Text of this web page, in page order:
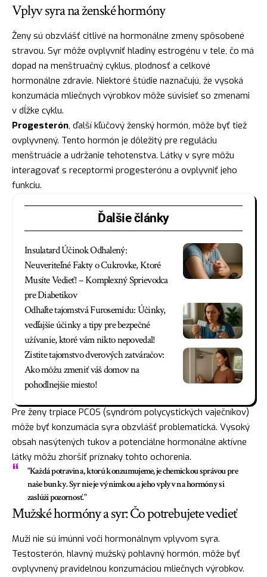
Vplyv syra na ženské hormóny
Ženy sú obzvlášť citlivé na hormonálne zmeny spôsobené
stravou. Syr môže ovplyvniť hladiny estrogénu v tele, čo má
dopad na menštruačný cyklus, plodnosť a celkové
hormonálne zdravie. Niektoré štúdie naznačujú, že vysoká
konzumácia mliečnych výrobkov môže súvisieť so zmenami
v dĺžke cyklu.
Progesterón, ďalší kľúčový ženský hormón, môže byť tiež
ovplyvnený. Tento hormón je dôležitý pre reguláciu
menštruácie a udržanie tehotenstva. Látky v syre môžu
interagovať s receptormi progesterónu a ovplyvniť jeho
funkciu.
Ďalšie články
Insulatard Účinok Odhalený:
Neuveriteľné Fakty o Cukrovke, Ktoré
Musíte Vedieť! – Komplexný Sprievodca
pre Diabetikov
Odhaľte tajomstvá Furosemidu: Účinky,
vedľajšie účinky a tipy pre bezpečné
užívanie, ktoré vám nikto nepovedal!
Zistite tajomstvo dverových zatváračov:
Ako môžu zmeniť váš domov na
pohodlnejšie miesto!
Pre ženy trpiace PCOS (syndróm polycystických vaječníkov)
môže byť konzumácia syra obzvlášť problematická. Vysoký
obsah nasýtených tukov a potenciálne hormonálne aktívne
látky môžu zhoršiť príznaky tohto ochorenia.
"Každá potravina, ktorú konzumujeme, je chemickou správou pre
naše bunky. Syr nie je výnimkou a jeho vplyv na hormóny si
zaslúži pozornosť."
Mužské hormóny a syr: Čo potrebujete vedieť
Muži nie sú imúnni voči hormonálnym vplyvom syra.
Testosterón, hlavný mužský pohlavný hormón, môže byť
ovplyvnený pravidelnou konzumáciou mliečnych výrobkov.